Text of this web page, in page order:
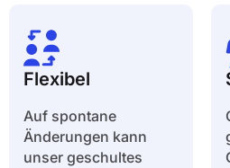
Flexibel
Auf spontane
Änderungen kann
unser geschultes